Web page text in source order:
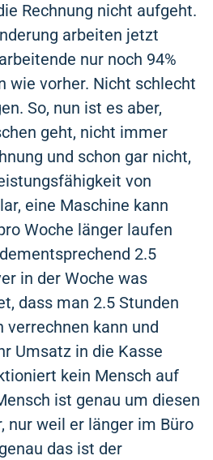
Rechnung nicht aufgeht.
arbeiten jetzt
nur noch 94%
wie vorher. Nicht schlecht
So, nun ist es aber,
geht, nicht immer
und schon gar nicht,
von
eine Maschine kann
Woche länger laufen
2.5
in der Woche was
dass man 2.5 Stunden
verrechnen kann und
Umsatz in die Kasse
kein Mensch auf
ist genau um diesen
nur weil er länger im Büro
das ist der